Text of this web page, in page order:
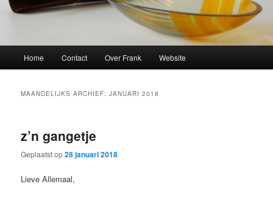
Home Contact Over Frank Website
MAANDELIJKS ARCHIEF:JANUARI 2018
z’n gangetje
Geplaatst op28 januari 2018
Lieve Allemaal,